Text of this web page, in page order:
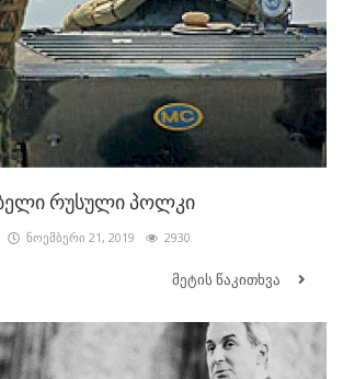
რუსული პოლკი
ნოემბერი 21, 2019 2930
მეტის წაკითხვა